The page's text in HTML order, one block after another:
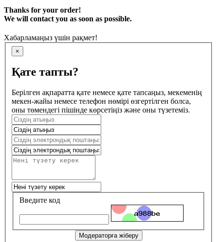
Thanks for your order!
We will contact you as soon as possible.
Хабарламаңыз үшін рақмет!
×
Қате тапты?
Берілген ақпаратта қате немесе қате тапсаңыз, мекеменің
мекен-жайы немесе телефон нөмірі өзгертілген болса,
оны төмендегі пішінде көрсетіңіз және оны түзетеміз.
Введите код
Модераторға жіберу